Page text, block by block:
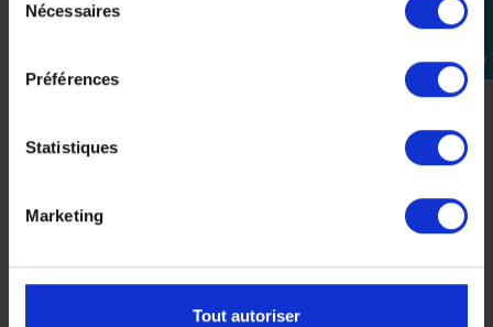
Nécessaires
Préférences
Statistiques
Marketing
Tout autoriser
perm_identity
connecter
SUSCEPTIBLES DE VOUS